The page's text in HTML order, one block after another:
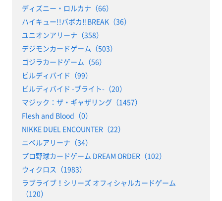
ディズニー・ロルカナ（66）
ハイキュー!!バボカ!!BREAK（36）
ユニオンアリーナ（358）
デジモンカードゲーム（503）
ゴジラカードゲーム（56）
ビルディバイド（99）
ビルディバイド -ブライト-（20）
マジック：ザ・ギャザリング（1457）
Flesh and Blood（0）
NIKKE DUEL ENCOUNTER（22）
ニベルアリーナ（34）
プロ野球カードゲーム DREAM ORDER（102）
ウィクロス（1983）
ラブライブ！シリーズ オフィシャルカードゲーム
（120）